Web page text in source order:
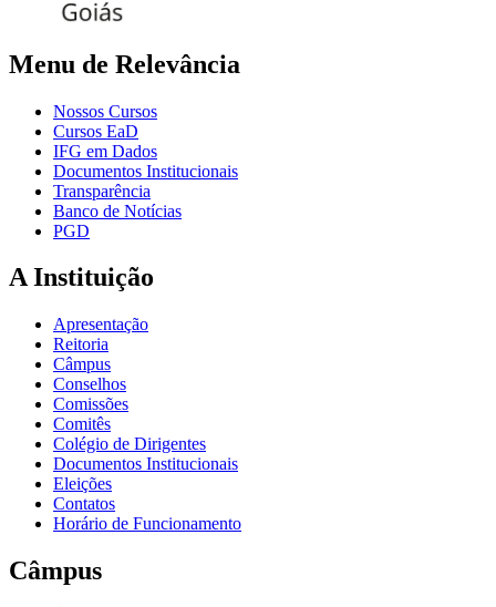
Menu de Relevância
Nossos Cursos
Cursos EaD
IFG em Dados
Documentos Institucionais
Transparência
Banco de Notícias
PGD
A Instituição
Apresentação
Reitoria
Câmpus
Conselhos
Comissões
Comitês
Colégio de Dirigentes
Documentos Institucionais
Eleições
Contatos
Horário de Funcionamento
Câmpus